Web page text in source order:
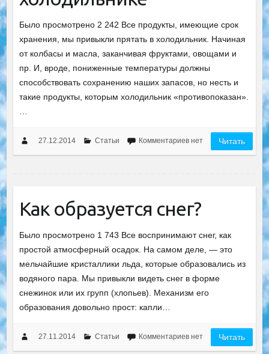
Было просмотрено 2 242 Все продукты, имеющие срок
хранения, мы привыкли прятать в холодильник. Начиная
от колбасы и масла, заканчивая фруктами, овощами и
пр. И, вроде, пониженные температуры должны
способствовать сохранению наших запасов, но несть и
такие продукты, которым холодильник «противопоказан».
27.12.2014 Статьи Комментариев нет Читать
Как образуется снег?
Было просмотрено 1 743 Все воспринимают снег, как
простой атмосферный осадок. На самом деле, — это
мельчайшие кристаллики льда, которые образовались из
водяного пара. Мы привыкли видеть снег в форме
снежинок или их групп (хлопьев). Механизм его
образования довольно прост: капли…
27.11.2014 Статьи Комментариев нет Читать